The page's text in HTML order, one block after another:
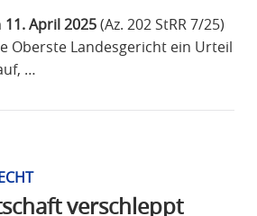
11. April 2025(Az. 202 StRR 7/25)
Oberste Landesgericht ein Urteil
…
verschleppt